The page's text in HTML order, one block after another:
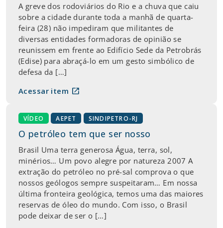
A greve dos rodoviários do Rio e a chuva que caiu
sobre a cidade durante toda a manhã de quarta-
feira (28) não impediram que militantes de
diversas entidades formadoras de opinião se
reunissem em frente ao Edifício Sede da Petrobrás
(Edise) para abraçá-lo em um gesto simbólico de
defesa da […]
Acessar item open_in_new
VÍDEO AEPET SINDIPETRO-RJ
O petróleo tem que ser nosso
Brasil Uma terra generosa Água, terra, sol,
minérios… Um povo alegre por natureza 2007 A
extração do petróleo no pré-sal comprova o que
nossos geólogos sempre suspeitaram… Em nossa
última fronteira geológica, temos uma das maiores
reservas de óleo do mundo. Com isso, o Brasil
pode deixar de ser o […]